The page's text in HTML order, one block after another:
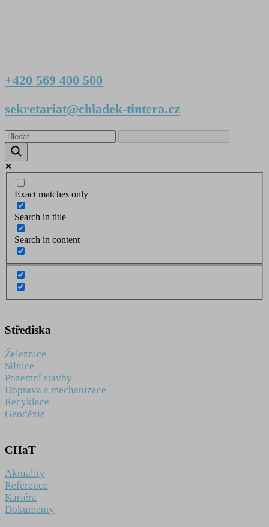
+420 569 400 500
sekretariat@chladek-tintera.cz
Exact matches only
Search in title
Search in content
Střediska
Železnice
Silnice
Pozemní stavby
Doprava a mechanizace
Recyklace
Geodézie
CHaT
Aktuality
Reference
Kariéra
Dokumenty